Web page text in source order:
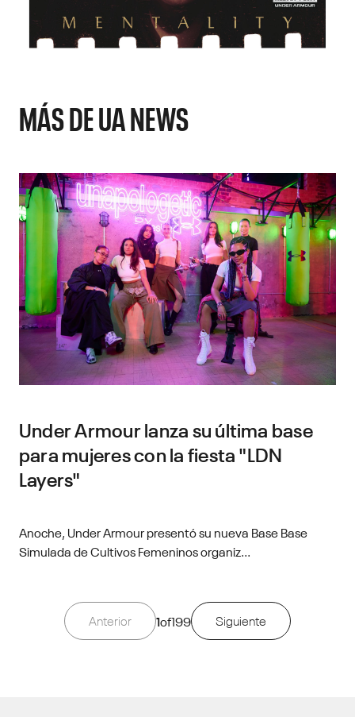
MÁS DE UA NEWS
Under Armour lanza su última base
para mujeres con la fiesta "LDN
Layers"
Anoche, Under Armour presentó su nueva Base Base
Simulada de Cultivos Femeninos organiz...
Anterior 1of199 Siguiente